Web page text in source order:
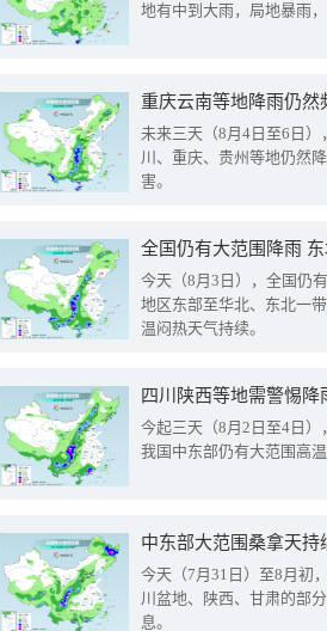
地有中到大雨，局地暴雨
重庆云南等地降雨仍然
未来三天（8月4日至6日
川、重庆、贵州等地仍然
害。
全国仍有大范围降雨
今天（8月3日），全国仍
地区东部至华北、东北一
温闷热天气持续。
今起三天（8月2日至4日
我国中东部仍有大范围高
中东部大范围桑拿天
今天（7月31日）至8月初
川盆地、陕西、甘肃的部
息。